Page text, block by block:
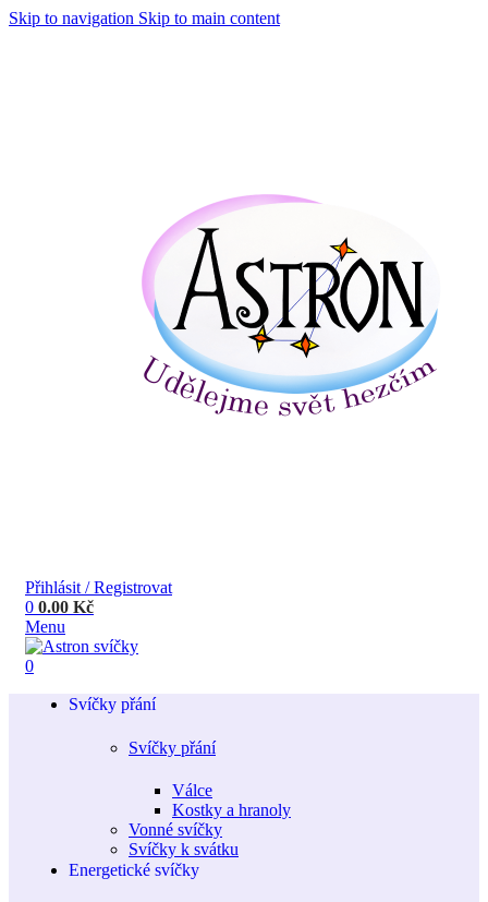
Skip to navigation Skip to main content
Přihlásit / Registrovat
0 0.00 Kč
Menu
0
Svíčky přání
Svíčky přání
Válce
Kostky a hranoly
Vonné svíčky
Svíčky k svátku
Energetické svíčky